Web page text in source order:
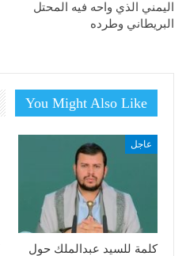
اليمني الذي واحه فيه المحتل
البريطاني وطرده
You Might Also Like
عاجل
كلمة للسيد عبدالملك حول